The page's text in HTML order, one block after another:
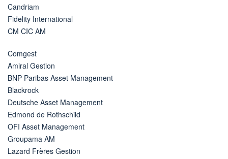
Candriam
Fidelity International
CM CIC AM
Comgest
Amiral Gestion
BNP Paribas Asset Management
Blackrock
Deutsche Asset Management
Edmond de Rothschild
OFI Asset Management
Groupama AM
Lazard Frères Gestion